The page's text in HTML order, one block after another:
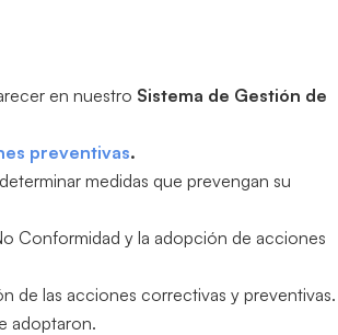
en nuestro Sistema de Gestión de
preventivas.
medidas que prevengan su
Conformidad y la adopción de acciones
de las acciones correctivas y preventivas.
adoptaron.